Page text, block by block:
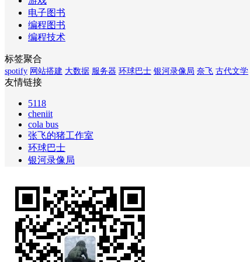
电子图书
编程图书
编程技术
标签聚合
spotify 网站搭建 大数据 服务器 环球巴士 银河录像局 奈飞 古代文学
友情链接
5118
cheniit
cola bus
张飞的猪工作室
环球巴士
银河录像局